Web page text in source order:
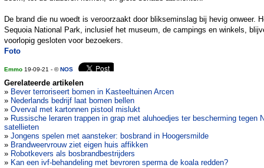
De brand die nu woedt is veroorzaakt door blikseminslag bij hevig onweer.
Sequoia National Park, inclusief het museum, de campings en winkels,
voorlopig gesloten voor bezoekers.
Foto
Emmo 19-09-21 - ©NOS
Gerelateerde artikelen
» Bever terroriseert bomen in Kasteeltuinen Arcen
» Nederlands bedrijf laat bomen bellen
» Overval met kartonnen pistool mislukt
» Russische leraren trappen in grap met aluhoedjes ter bescherming tegen
satellieten
» Jongens spelen met aansteker: bosbrand in Hoogersmilde
» Brandweervrouw ziet eigen huis affikken
» Robotkevers als bosbrandbestrijders
» Kan een ivf-behandeling met bevroren sperma de koala redden?